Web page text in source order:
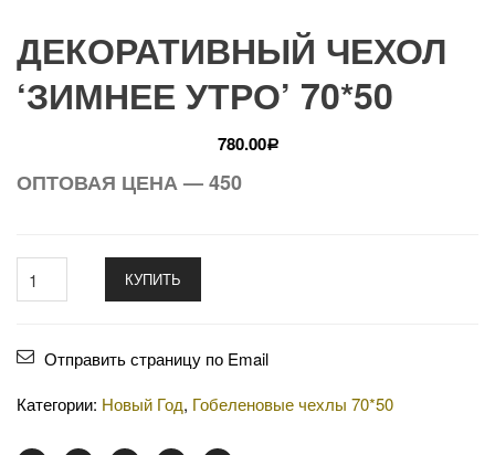
ДЕКОРАТИВНЫЙ ЧЕХОЛ
‘ЗИМНЕЕ УТРО’ 70*50
780.00Р
ОПТОВАЯ ЦЕНА — 450
КУПИТЬ
Отправить страницу по Email
Категории: Новый Год, Гобеленовые чехлы 70*50